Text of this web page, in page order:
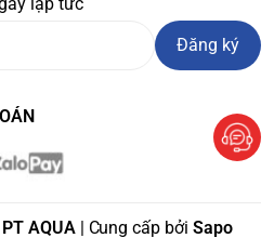
lập tức
Đăng ký
PT AQUA| Cung cấp bởi Sapo